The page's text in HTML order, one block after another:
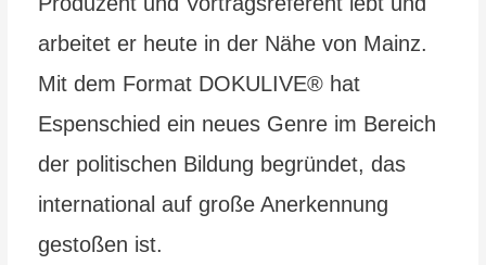
arbeitet er heute in der Nähe von Mainz.
Mit dem Format DOKULIVE® hat
Espenschied ein neues Genre im Bereich
der politischen Bildung begründet, das
international auf große Anerkennung
gestoßen ist.